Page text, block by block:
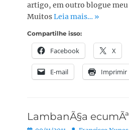
artigo, em outro blogue
MuitosLeia mais… »
Compartilhe isso:
Facebook X
E-mail Imprimir
LambanÃ§a